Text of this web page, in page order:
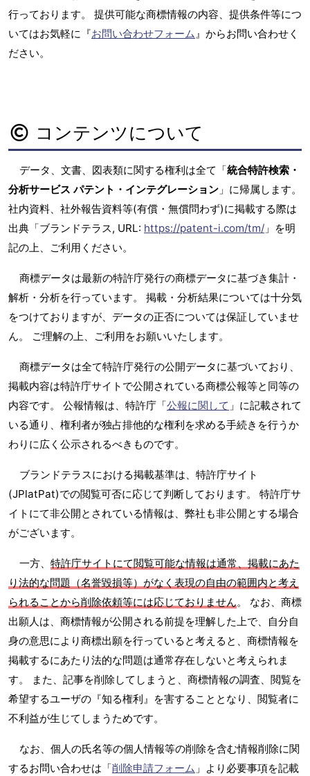
行っております。 提供可能な商標情報の内容、提供条件等につ
いてはお気軽に『お問い合わせフォーム 』からお問い合わせく
ださい。
コンテンツについて
データ、文書、図表類に関する権利は全て「統合特許検索・
分析サービス パテント・インテグレーション 」に帰属します。
社内資料、社外報告資料等(有償・無償問わず)に掲載する際は
出典「ブランドテラス, URL: https://patent-i.com/tm/ 」を明
記の上、ご利用ください。
商標データは最新の特許庁発行の商標データに基づき集計・
解析・分析を行っています。 掲載・分析結果については十分気
をつけておりますが、データの正否については保証していませ
ん。 ご理解の上、ご利用をお願いいたします。
商標データは全て特許庁発行の公開データに基づいており、
掲載内容は特許庁サイトで公開されている商標公報等と同等の
内容です。 公報情報は、特許庁「公報に関して 」に記載されて
いる通り、権利者が独占排他的な権利を求める手続きを行うか
わりに広く公示されるべきものです。
ブランドテラスにおける掲載基準は、特許庁サイト
(JPlatPat)での閲覧可否に応じて判断しております。 特許庁サ
イトにて非公開とされている情報は、弊社も非公開とする場合
がございます。
一方、 特許庁サイトにて閲覧可能な情報は通常、掲載にあた
り法的な問題（名誉毀損等）がなく表現の自由の範囲内と考え
られることから削除依頼等には応じておりません。 なお、商標
出願人は、商標情報が公開される前提を理解した上で、自分自
身の意思により商標出願を行っていると考えると、商標情報を
掲載するにあたり法的な問題は通常存在しないと考えられま
す。 また、記事を削除してしまうと、商標情報の調査、閲覧を
希望するユーザの『知る権利』を害することとなり、閲覧者に
不利益が生じてしまうためです。
なお、個人の氏名等の個人情報等の削除を含む情報削除に関
するお問い合わせは「削除申請フォーム 」より必要事項を記載